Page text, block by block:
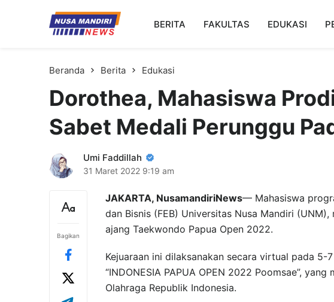
Kampus Digital Bisnis
Universitas Nusa Mandiri
BERITA FAKULTAS EDUKASI
Beranda Berita Edukasi
Dorothea, Mahasiswa
Sabet Medali Perunggu
Umi Faddillah
31 Maret 2022 9:19 am
Bagikan
JAKARTA, NusamandiriNews— Mahasiswa
dan Bisnis (FEB) Universitas Nusa Mandiri
ajang Taekwondo Papua Open 2022.
Kejuaraan ini dilaksanakan secara virtual pada
“INDONESIA PAPUA OPEN 2022 Poomsae”,
Olahraga Republik Indonesia.